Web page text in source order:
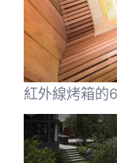
紅外線烤箱的